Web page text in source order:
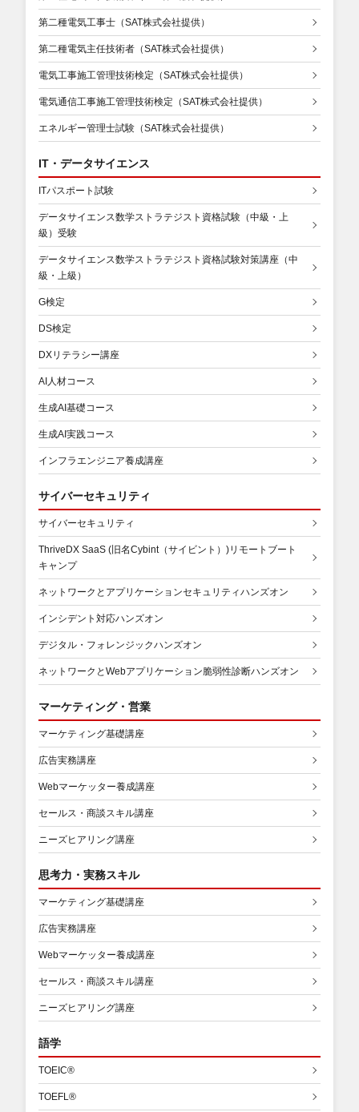
第二種電気工事士（SAT株式会社提供）
第二種電気主任技術者（SAT株式会社提供）
電気工事施工管理技術検定（SAT株式会社提供）
電気通信工事施工管理技術検定（SAT株式会社提供）
エネルギー管理士試験（SAT株式会社提供）
IT・データサイエンス
ITパスポート試験
データサイエンス数学ストラテジスト資格試験（中級・上
級）受験
データサイエンス数学ストラテジスト資格試験対策講座（中
級・上級）
G検定
DS検定
DXリテラシー講座
AI人材コース
生成AI基礎コース
生成AI実践コース
インフラエンジニア養成講座
サイバーセキュリティ
サイバーセキュリティ
ThriveDX SaaS (旧名Cybint（サイビント）)リモートブート
キャンプ
ネットワークとアプリケーションセキュリティハンズオン
インシデント対応ハンズオン
デジタル・フォレンジックハンズオン
ネットワークとWebアプリケーション脆弱性診断ハンズオン
マーケティング・営業
マーケティング基礎講座
広告実務講座
Webマーケッター養成講座
セールス・商談スキル講座
ニーズヒアリング講座
思考力・実務スキル
マーケティング基礎講座
広告実務講座
Webマーケッター養成講座
セールス・商談スキル講座
ニーズヒアリング講座
語学
TOEIC®
TOEFL®